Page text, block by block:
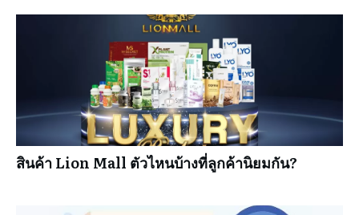
สินค้า Lion Mall ตัวไหนบ้างที่ลูกค้านิยมกัน?